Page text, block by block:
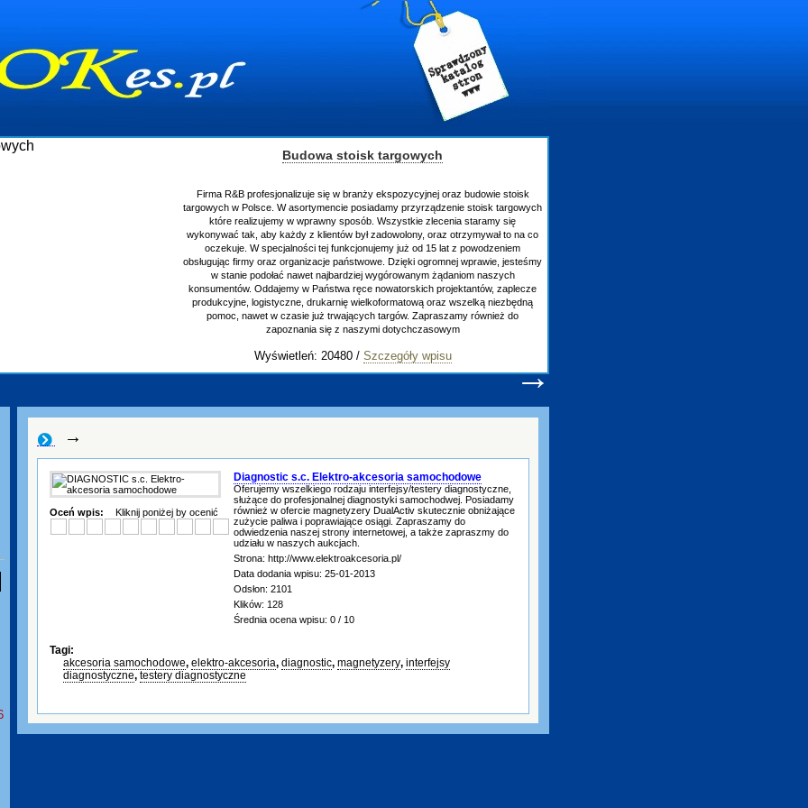
Budowa stoisk targowych
Firma R&B profesjonalizuje się w branży ekspozycyjnej oraz budowie stoisk
targowych w Polsce. W asortymencie posiadamy przyrządzenie stoisk targowych
które realizujemy w wprawny sposób. Wszystkie zlecenia staramy się
wykonywać tak, aby każdy z klientów był zadowolony, oraz otrzymywał to na co
oczekuje. W specjalności tej funkcjonujemy już od 15 lat z powodzeniem
obsługując firmy oraz organizacje państwowe. Dzięki ogromnej wprawie, jesteśmy
w stanie podołać nawet najbardziej wygórowanym żądaniom naszych
konsumentów. Oddajemy w Państwa ręce nowatorskich projektantów, zaplecze
produkcyjne, logistyczne, drukarnię wielkoformatową oraz wszelką niezbędną
pomoc, nawet w czasie już trwających targów. Zapraszamy również do
zapoznania się z naszymi dotychczasowym
Wyświetleń: 20480 / Szczegóły wpisu
→
→
Oceń wpis: Kliknij poniżej by ocenić
Diagnostic s.c. Elektro-akcesoria samochodowe
Oferujemy wszelkiego rodzaju interfejsy/testery diagnostyczne,
służące do profesjonalnej diagnostyki samochodwej. Posiadamy
również w ofercie magnetyzery DualActiv skutecznie obniżające
zużycie paliwa i poprawiające osiągi. Zapraszamy do
odwiedzenia naszej strony internetowej, a także zapraszmy do
udziału w naszych aukcjach.
Strona: http://www.elektroakcesoria.pl/
Data dodania wpisu: 25-01-2013
Odsłon: 2101
Klików: 128
Średnia ocena wpisu: 0 / 10
Tagi:
akcesoria samochodowe, elektro-akcesoria, diagnostic, magnetyzery, interfejsy
diagnostyczne, testery diagnostyczne